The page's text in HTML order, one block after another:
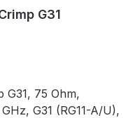
G31
Ohm,
G31 (RG11-A/U),